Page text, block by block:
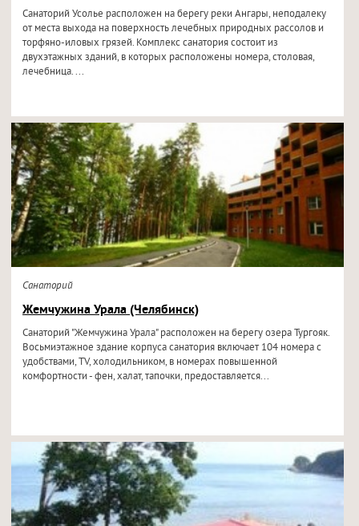
Санаторий Усолье расположен на берегу реки Ангары, неподалеку
от места выхода на поверхность лечебных природных рассолов и
торфяно-иловых грязей. Комплекс санатория состоит из
двухэтажных зданий, в которых расположены номера, столовая,
лечебница. ...
Санаторий
Жемчужина Урала (Челябинск)
Санаторий "Жемчужина Урала" расположен на берегу озера Тургояк.
Восьмиэтажное здание корпуса санатория включает 104 номера с
удобствами, TV, холодильником, в номерах повышенной
комфортности - фен, халат, тапочки, предоставляется...